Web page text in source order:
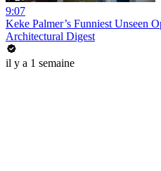
9:07
Keke Palmer’s Funniest Unseen
Architectural Digest
il y a 1 semaine